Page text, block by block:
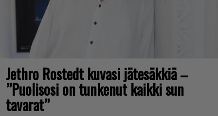
Jethro Rostedt kuvasi jätesäkkiä –
”Puolisosi on tunkenut kaikki sun
tavarat”